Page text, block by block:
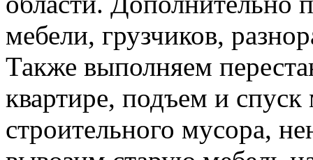
мебели, грузчиков,
Также выполняем
квартире, подъем и спуск
строительного мусора,